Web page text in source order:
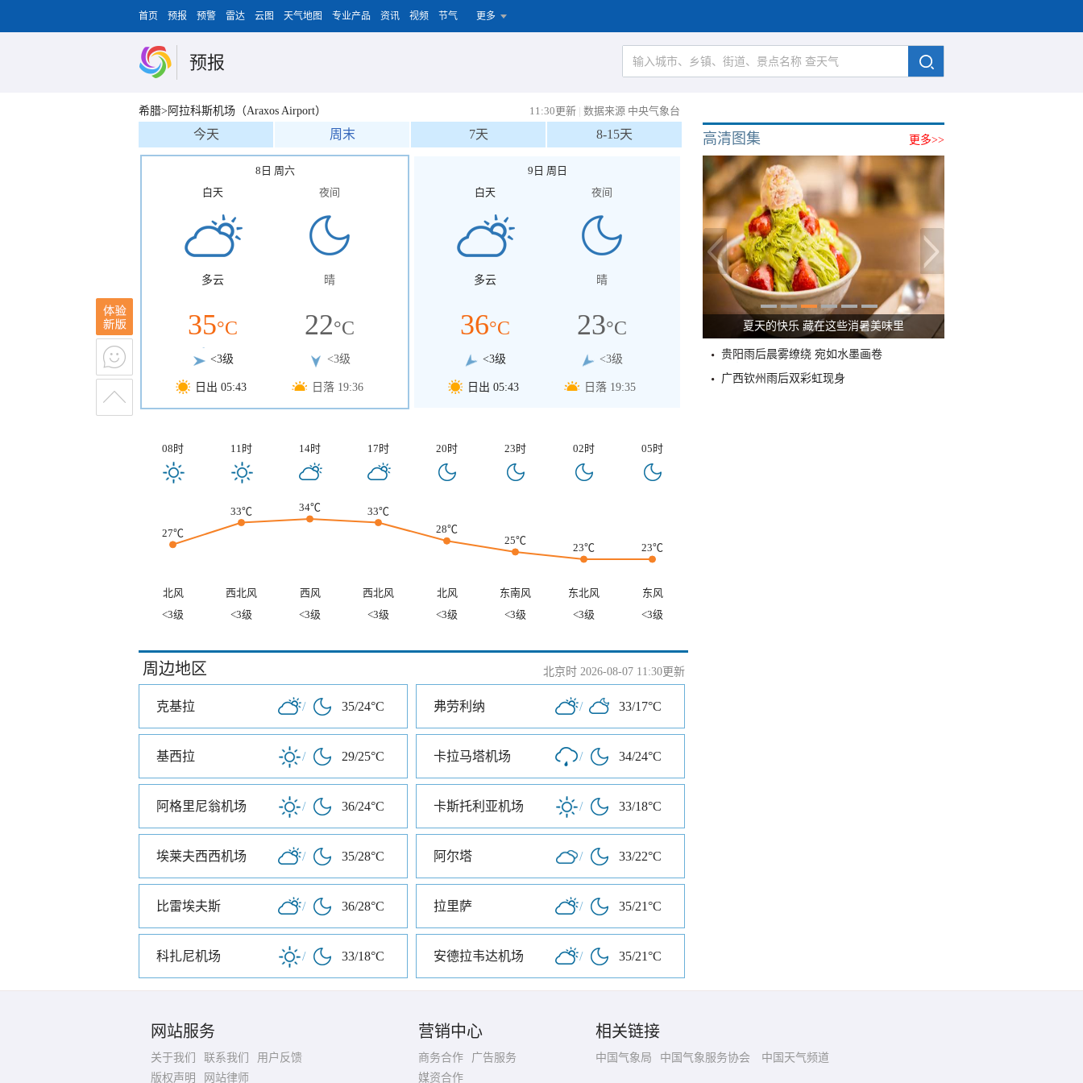
首页 预报 预警 雷达 云图 天气地图 专业产品 资讯 视频 节气 更多
预报
希腊>阿拉科斯机场（Araxos Airport） 11:30更新 | 数据来源 中央气象台
今天 周末 7天 8-15天
8日 周六
白天
多云
35°C
<3级
日出 05:43
夜间
晴
22°C
<3级
日落 19:36
9日 周日
白天
多云
36°C
<3级
日出 05:43
夜间
晴
23°C
<3级
日落 19:35
08时 11时 14时 17时 20时 23时 02时 05时
27℃
33℃ 34℃
33℃
28℃
25℃
23℃ 23℃
北风 西北风 西风 西北风 北风 东南风 东北风
东风
<3级
<3级 <3级 <3级 <3级 <3级 <3级 <3级
周边地区 北京时 2026-08-07 11:30更新
克基拉 / 35/24°C 弗劳利纳 / 33/17°C
基西拉 / 29/25°C 卡拉马塔机场 / 34/24°C
阿格里尼翁机场 / 36/24°C 卡斯托利亚机场 / 33/18°C
埃莱夫西西机场 / 35/28°C 阿尔塔 / 33/22°C
比雷埃夫斯 / 36/28°C 拉里萨 / 35/21°C
科扎尼机场 / 33/18°C 安德拉韦达机场 / 35/21°C
更多>>
高清图集
广西南宁：盛夏里的“绿野仙踪”
贵阳雨后晨雾缭绕 宛如水墨画卷
广西钦州雨后双彩虹现身
网站服务
关于我们 联系我们
用户反馈
版权声明
网站律师
营销中心
商务合作
广告服务
媒资合作
相关链接
中国气象局 中国气象服务协会 中国天气频道